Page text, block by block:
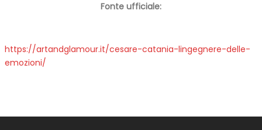
Fonte ufficiale:
https://artandglamour.it/cesare-catania-lingegnere-delle-
emozioni/